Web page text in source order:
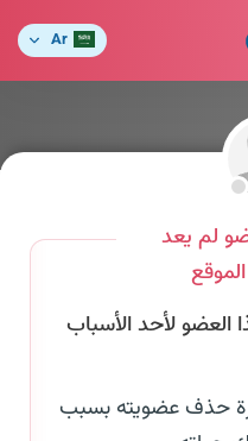
Ar
لم يعد
لأحد الأسباب
حذف عضويته بسبب